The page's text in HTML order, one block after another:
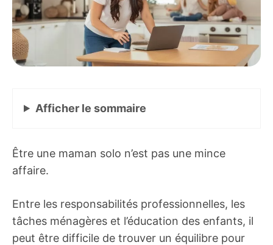
Afficher le sommaire
Être une maman solo n’est pas une mince
affaire.
Entre les responsabilités professionnelles, les
tâches ménagères et l’éducation des enfants, il
peut être difficile de trouver un équilibre pour